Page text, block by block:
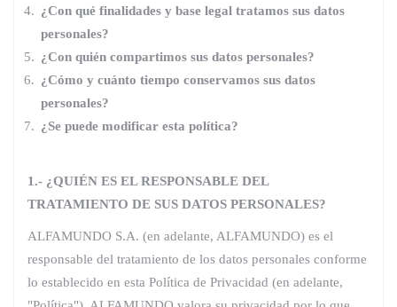
¿Con qué finalidades y base legal tratamos sus datos
personales?
¿Con quién compartimos sus datos personales?
¿Cómo y cuánto tiempo conservamos sus datos
personales?
¿Se puede modificar esta política?
1.- ¿QUIÉN ES EL RESPONSABLE DEL
TRATAMIENTO DE SUS DATOS PERSONALES?
ALFAMUNDO S.A. (en adelante, ALFAMUNDO) es el
responsable del tratamiento de los datos personales conforme
lo establecido en esta Política de Privacidad (en adelante,